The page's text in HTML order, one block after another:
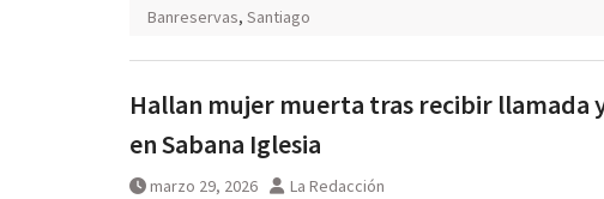
Banreservas, Santiago
Hallan mujer muerta tras recibir llamada
en Sabana Iglesia
marzo 29, 2026 La Redacción